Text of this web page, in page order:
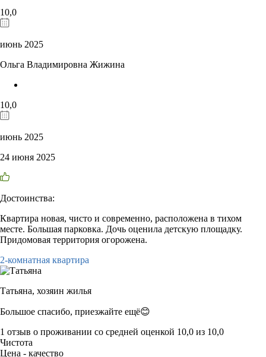
10,0
июнь 2025
Ольга Владимировна Жижина
10,0
июнь 2025
24 июня 2025
Достоинства:
Квартира новая, чисто и современно, расположена в тихом
месте. Большая парковка. Дочь оценила детскую площадку.
Придомовая территория огорожена.
2-комнатная квартира
Татьяна, хозяин жилья
Большое спасибо, приезжайте ещё😊
1 отзыв о проживании со средней оценкой 10,0 из 10,0
Чистота
Цена - качество